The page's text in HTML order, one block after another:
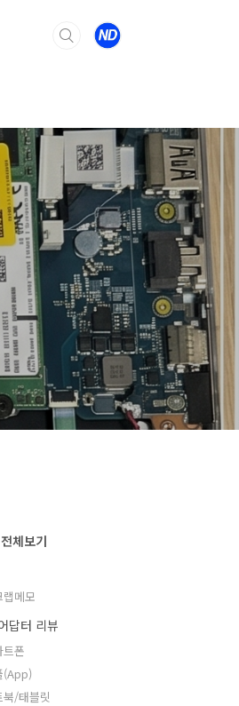
체보기
랩메모
답터 리뷰
트폰
(App)
북/태블릿